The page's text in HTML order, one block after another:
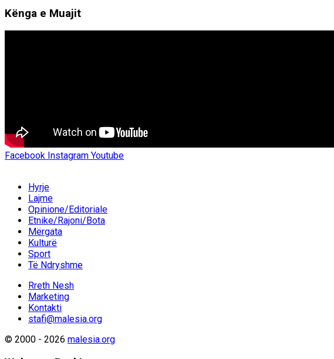
Kënga e Muajit
Facebook Instagram Youtube
Hyrje
Lajme
Opinione/Editoriale
Etnike/Rajoni/Bota
Mërgata
Kulturë
Sport
Të Ndryshme
Rreth Nesh
Marketing
Kontakti
stafi@malesia.org
© 2000 - 2026 malesia.org